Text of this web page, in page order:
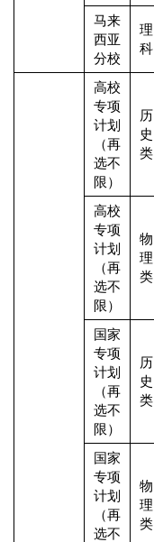
马来
西亚
分校
理
科
高校
专项
计划
（再
选不
限）
历
史
类
高校
专项
计划
（再
选不
限）
物
理
类
国家
专项
计划
（再
选不
限）
历
史
类
国家
专项
计划
（再
选不
物
理
类